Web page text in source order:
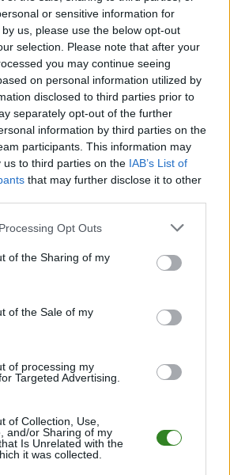
or sensitive information for
us, please use the below opt-out
selection. Please note that after your
you may continue seeing
on personal information utilized by
disclosed to third parties prior to
separately opt-out of the further
information by third parties on the
participants. This information may
us to third parties on the IAB’s List of
that may further disclose it to other
website/app uses one or more Google
or usage behaviour. You may click to
to Google and its third-party tags to
specified purposes in below Google
Opt Outs
of the Sharing of my
of the Sale of my
of processing my
Targeted Advertising.
of Collection, Use,
and/or Sharing of my
Is Unrelated with the
it was collected.
P
Słoniowej
W
2
W
7
1
ŚWIATA 2026
P
0
1
1
R
W
(Mistrzostwa Świata 2026)
Świata 2026 - 1/16 finału).
znajdzieszwynik meczu, strzelców
statystyki i informacje o przebiegu
źródło danych dla kibiców i pasjonatów